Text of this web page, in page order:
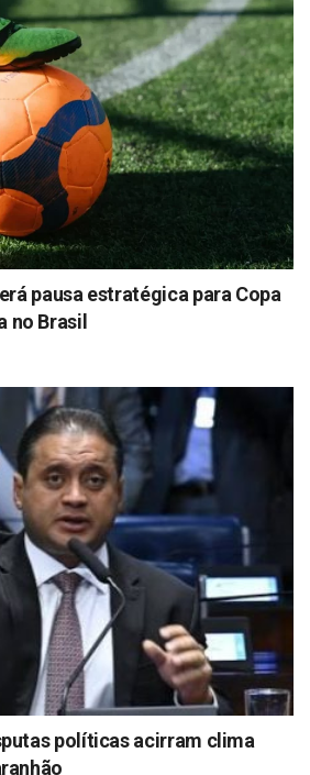
pausa estratégica para Copa
no Brasil
políticas acirram clima